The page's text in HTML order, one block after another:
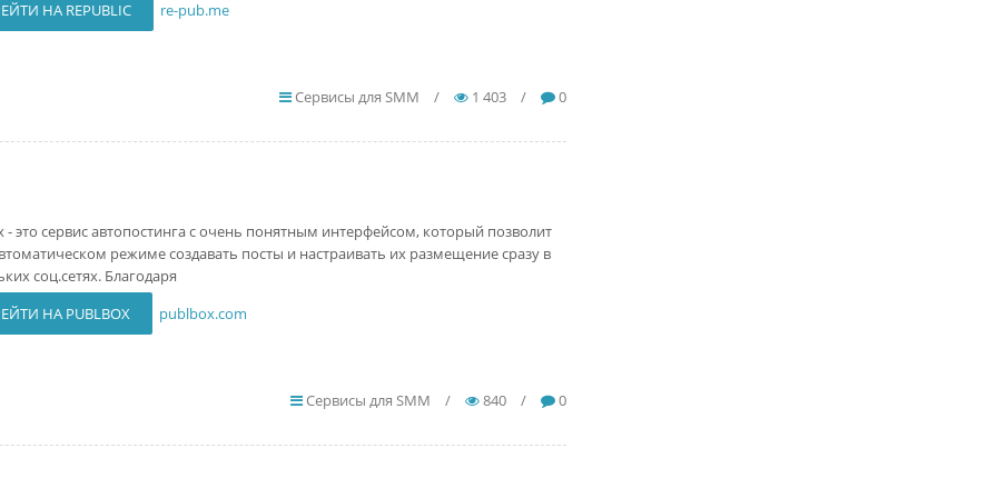
НА REPUBLIC re-pub.me
Сервисы для SMM / 1 403 / 0
- это сервис автопостинга с очень понятным интерфейсом, который позволит
режиме создавать посты и настраивать их размещение сразу в
соц.сетях. Благодаря
НА PUBLBOX
publbox.com
Сервисы для SMM / 840 / 0